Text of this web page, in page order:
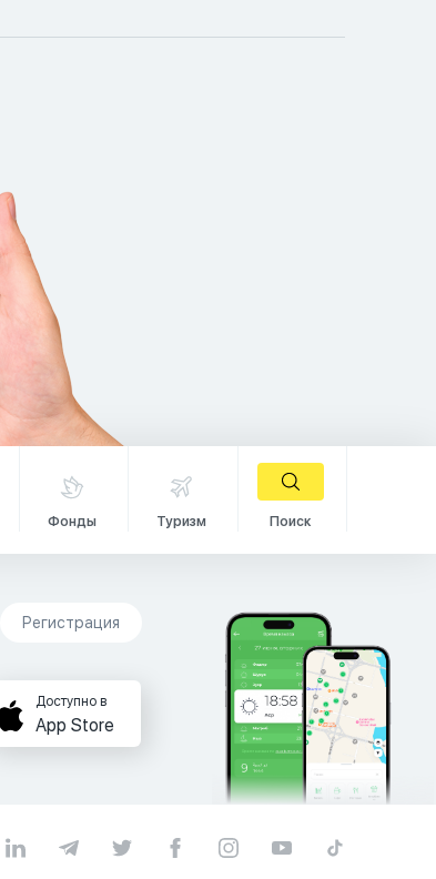
Фонды Туризм Поиск
Регистрация
Доступно в
App Store